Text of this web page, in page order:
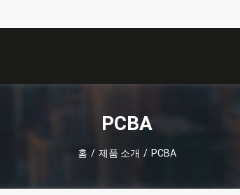
PCBA
홈 / 제품 소개 / PCBA